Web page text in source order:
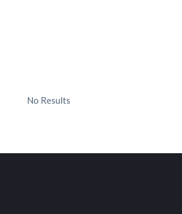
No Results